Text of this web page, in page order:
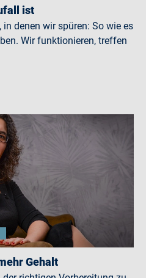
ist
denen wir spüren: So wie es
Wir funktionieren, treffen
Gehalt